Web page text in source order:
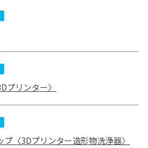
プリンター〉
〈3Dプリンター造形物洗浄器〉